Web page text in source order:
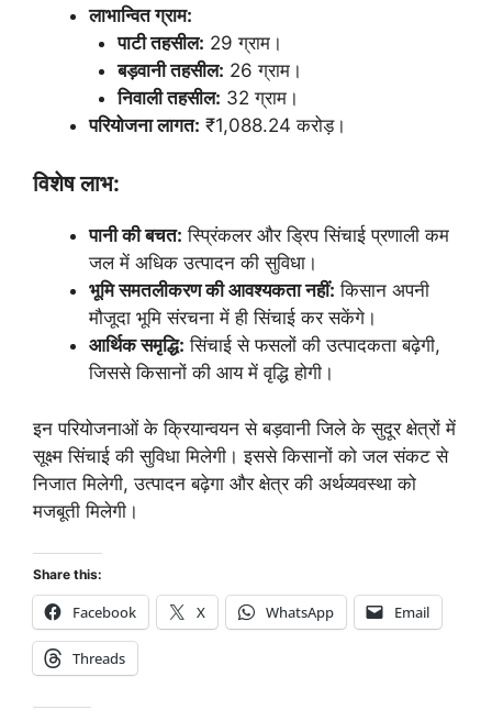
लाभान्वित ग्राम:
पाटी तहसील: 29 ग्राम।
बड़वानी तहसील: 26 ग्राम।
निवाली तहसील: 32 ग्राम।
परियोजना लागत: ₹1,088.24 करोड़।
विशेष लाभ:
पानी की बचत: स्प्रिंकलर और ड्रिप सिंचाई प्रणाली कम
जल में अधिक उत्पादन की सुविधा।
भूमि समतलीकरण की आवश्यकता नहीं: किसान अपनी
मौजूदा भूमि संरचना में ही सिंचाई कर सकेंगे।
आर्थिक समृद्धि: सिंचाई से फसलों की उत्पादकता बढ़ेगी,
जिससे किसानों की आय में वृद्धि होगी।
इन परियोजनाओं के क्रियान्वयन से बड़वानी जिले के सुदूर क्षेत्रों में
सूक्ष्म सिंचाई की सुविधा मिलेगी। इससे किसानों को जल संकट से
निजात मिलेगी, उत्पादन बढ़ेगा और क्षेत्र की अर्थव्यवस्था को
मजबूती मिलेगी।
Share this:
Facebook X WhatsApp Email
Threads